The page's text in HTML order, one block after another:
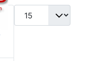
Anzeige #